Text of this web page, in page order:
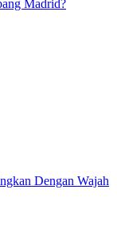
Madrid?
Dengan Wajah